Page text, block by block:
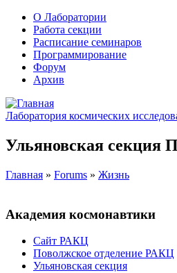
О Лаборатории
Работа секции
Расписание семинаров
Программирование
Форум
Архив
Лаборатория космических
Ульяновская секция
Главная » Forums » Жизнь
Академия космонавтики
Сайт РАКЦ
Поволжское отделение РАКЦ
Ульяновская секция